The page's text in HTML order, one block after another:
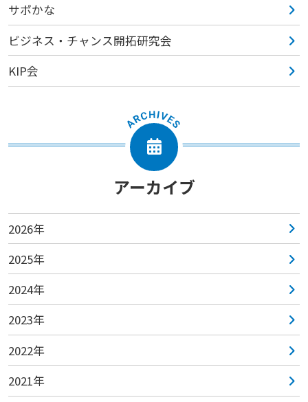
サポかな
ビジネス・チャンス開拓研究会
KIP会
アーカイブ
2026年
2025年
2024年
2023年
2022年
2021年